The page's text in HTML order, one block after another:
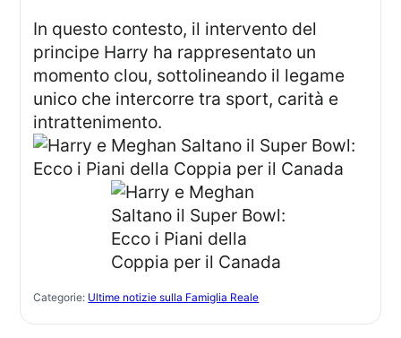
In questo contesto, il intervento del
principe Harry ha rappresentato un
momento clou, sottolineando il legame
unico che intercorre tra sport, carità e
intrattenimento.
Categorie: Ultime notizie sulla Famiglia Reale